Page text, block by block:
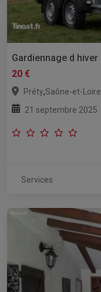
Gardiennage d hiver
20 €
Préty,Saône-et-Loire
21 septembre 2025
Services